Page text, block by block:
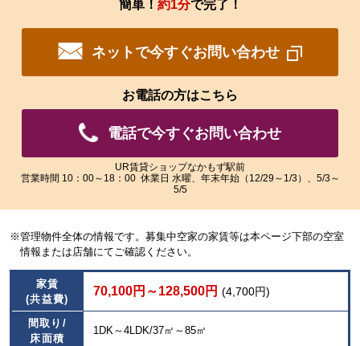
拡
大
さ
い
だ
ま
す。
拡
い
だ
ま
簡単！ 約1分で完了！
ネットで今すぐお問い合わせ
お電話の方はこちら
電話で今すぐお問い合わせ
UR賃貸ショップなかもず駅前
営業時間 10：00～18：00 休業日 水曜、年末年始（12/29～1/3）、5/3～
5/5
※管理物件全体の情報です。募集中空家の家賃等は本ページ下部の空室
情報または店舗にてご確認ください。
家賃
(共益費)
70,100円～128,500円 (4,700円)
間取り/
床面積
1DK～4LDK/37㎡～85㎡